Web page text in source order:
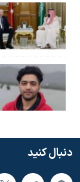
دنبال کنید